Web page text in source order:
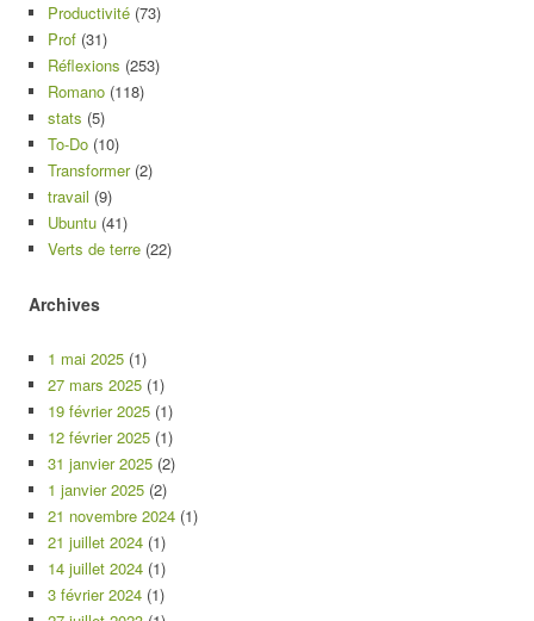
Productivité (73)
Prof (31)
Réflexions (253)
Romano (118)
stats (5)
To-Do (10)
Transformer(2)
travail (9)
Ubuntu (41)
Verts de terre (22)
Archives
1 mai 2025 (1)
27 mars 2025 (1)
19 février 2025 (1)
12 février 2025 (1)
31 janvier 2025 (2)
1 janvier 2025 (2)
21 novembre 2024 (1)
21 juillet 2024 (1)
14 juillet 2024 (1)
3 février 2024 (1)